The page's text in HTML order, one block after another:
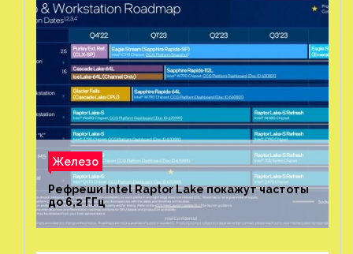
Железо
Рефреши Intel Raptor Lake покажут частоты
до 6,2 ГГц